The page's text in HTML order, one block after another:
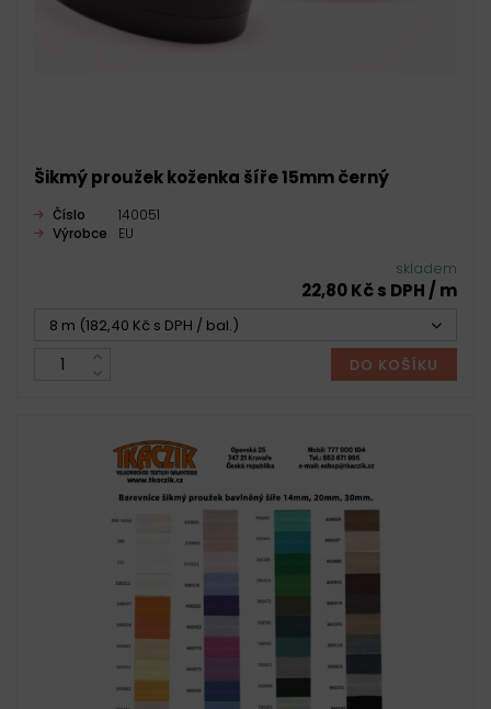
Šikmý proužek koženka šíře 15mm černý
Číslo
140051
Výrobce
EU
skladem
22,80 Kč s DPH / m
8 m (182,40 Kč s DPH / bal.)
DO KOŠÍKU